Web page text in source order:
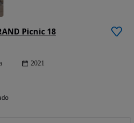
Picnic 18
2021